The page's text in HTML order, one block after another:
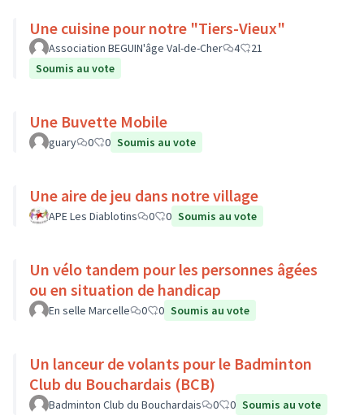
Une cuisine pour notre "Tiers-Vieux"
Association BEGUIN'âge Val-de-Cher 4
21
Soumis au vote
Une Buvette Mobile
guary 0 0 Soumis au vote
Une aire de jeu dans notre village
APE Les Diablotins 0 0 Soumis au vote
Un vélo tandem pour les personnes âgées
ou en situation de handicap
En selle Marcelle 0 0 Soumis au vote
Un lanceur de volants pour le Badminton
Club du Bouchardais (BCB)
Badminton Club du Bouchardais 0 0 Soumis au vote